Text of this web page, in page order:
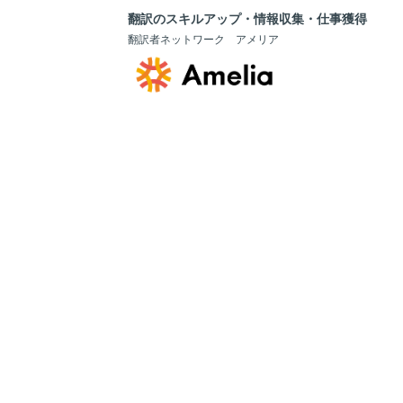
翻訳のスキルアップ・情報収集・仕事獲得
翻訳者ネットワーク アメリア